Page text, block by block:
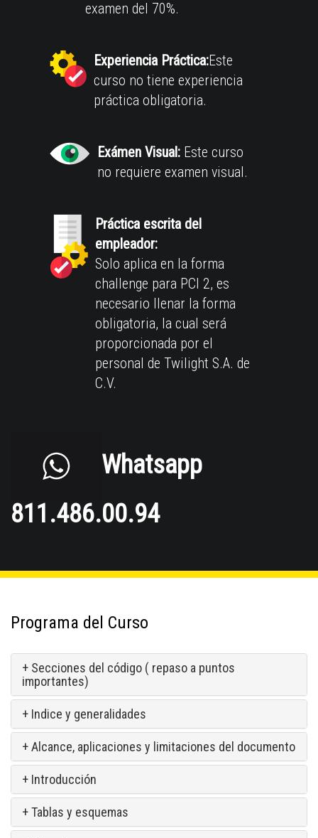
examen del 70%.
Experiencia Práctica:Este
curso no tiene experiencia
práctica obligatoria.
Exámen Visual: Este curso
no requiere examen visual.
Práctica escrita del
empleador:
Solo aplica en la forma
challenge para PCI 2, es
necesario llenar la forma
obligatoria, la cual será
proporcionada por el
personal de Twilight S.A. de
C.V.
Whatsapp
811.486.00.94
Programa del Curso
+ Secciones del código ( repaso a puntos
importantes)
+ Indice y generalidades
+ Alcance, aplicaciones y limitaciones del documento
+ Introducción
+ Tablas y esquemas